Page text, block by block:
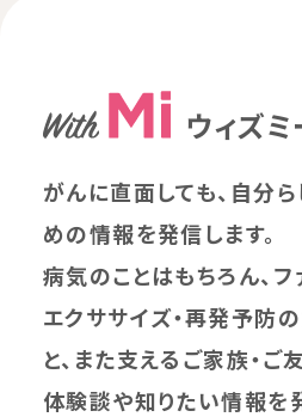
ウィズ
がんに直面しても、自分
めの情報を発信します。
病気のことはもちろん、フ
エクササイズ・再発予防
と、また支えるご家族・ご
体験談や知りたい情報を